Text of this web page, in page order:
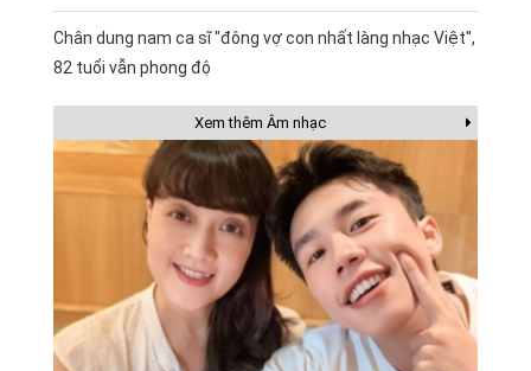
Chân dung nam ca sĩ "đông vợ con nhất làng nhạc Việt",
82 tuổi vẫn phong độ
Xem thêm Âm nhạc